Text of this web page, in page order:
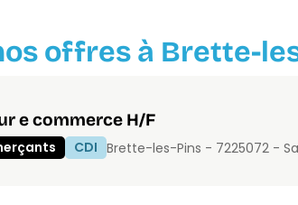
offres à Brette-
e commerce H/F
CDI Brette-les-Pins - 7225072 -